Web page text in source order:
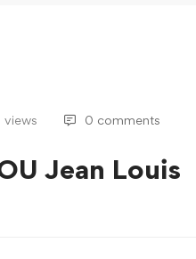
views 0 comments
Jean Louis